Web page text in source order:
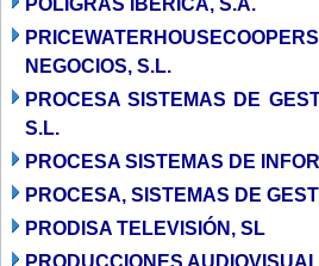
NEGOCIOS, S.L.
PROCESA SISTEMAS DE
S.L.
PROCESA SISTEMAS DE
PROCESA, SISTEMAS DE
PRODISA TELEVISIÓN, SL
PRODUCCIONES